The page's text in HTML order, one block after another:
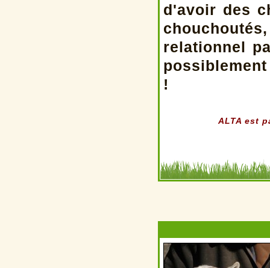
d'avoir des
relationnel
!
ALTA est